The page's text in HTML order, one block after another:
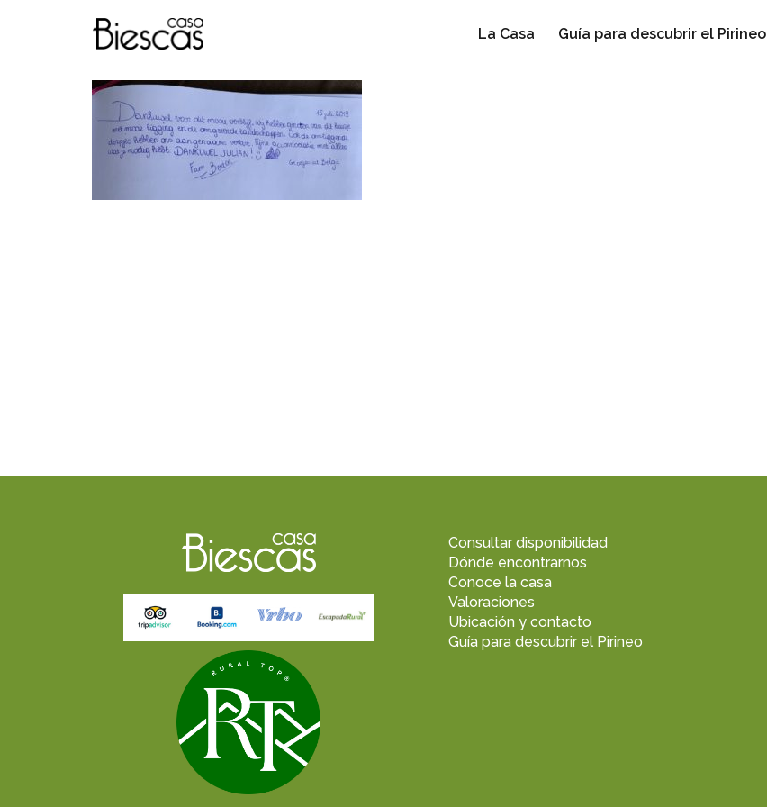
La Casa Guía para descubrir el Pirineo
Consultar disponibilidad
Dónde encontrarnos
Conoce la casa
Valoraciones
Ubicación y contacto
Guía para descubrir el Pirineo